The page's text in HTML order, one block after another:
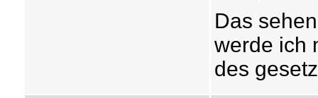
Das
werde ich
des